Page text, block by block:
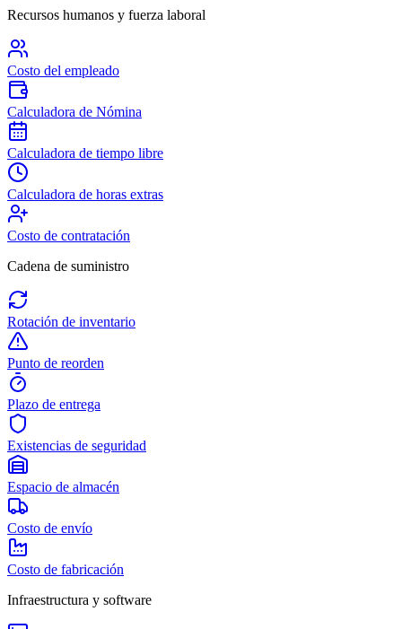
Recursos humanos y fuerza laboral
Costo del empleado
Calculadora de Nómina
Calculadora de tiempo libre
Calculadora de horas extras
Costo de contratación
Cadena de suministro
Rotación de inventario
Punto de reorden
Plazo de entrega
Existencias de seguridad
Espacio de almacén
Costo de envío
Costo de fabricación
Infraestructura y software